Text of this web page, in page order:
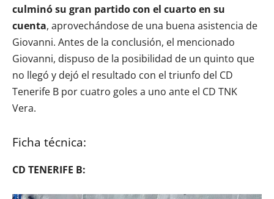
culminó su gran partido con el cuarto en su
cuenta, aprovechándose de una buena asistencia de
Giovanni. Antes de la conclusión, el mencionado
Giovanni, dispuso de la posibilidad de un quinto que
no llegó y dejó el resultado con el triunfo del CD
Tenerife B por cuatro goles a uno ante el CD TNK
Vera.
Ficha técnica:
CD TENERIFE B: